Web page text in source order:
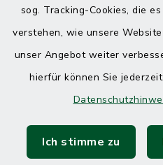
sog. Tracking-Cookies, die
verstehen, wie unsere
unser Angebot weiter
hierfür können Sie
Ich stimme zu